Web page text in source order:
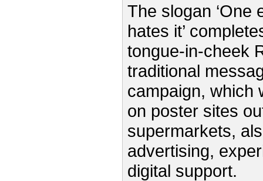
The slogan ‘One
hates it’
tongue-in-cheek
traditional
campaign, which
on poster sites
supermarkets,
advertising,
digital support.